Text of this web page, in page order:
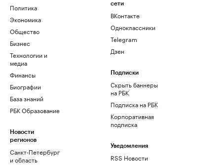
Политика
Экономика
Общество
Бизнес
Технологии и
медиа
Финансы
Биографии
База знаний
РБК Образование
Новости
регионов
Санкт-Петербург
и область
сети
ВКонтакте
Одноклассники
Telegram
Дзен
Подписки
Скрыть баннеры
на РБК
Подписка на РБК
Корпоративная
подписка
Уведомления
RSS Новости